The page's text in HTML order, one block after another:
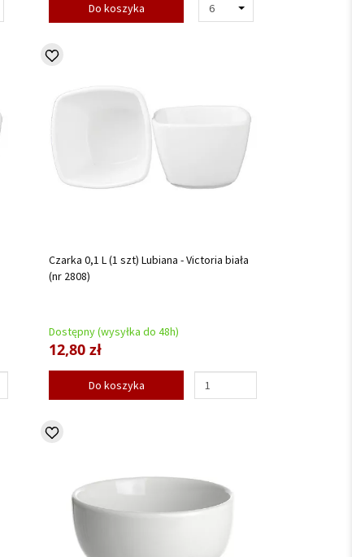
Do koszyka
Czarka 0,1 L (1 szt) Lubiana - Victoria biała
(nr 2808)
Dostępny (wysyłka do 48h)
12,80 zł
Do koszyka